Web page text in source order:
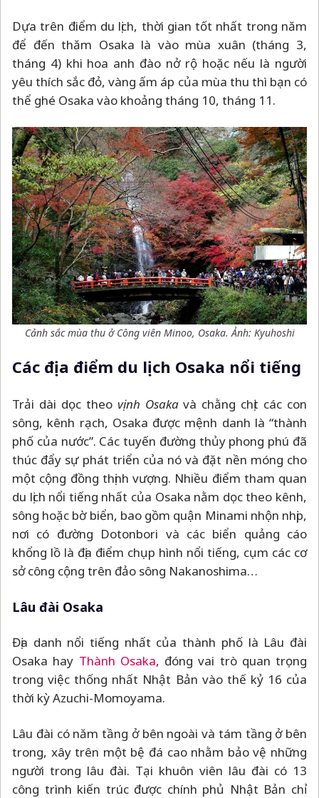
Dựa trên điểm du lịch, thời gian tốt nhất trong năm
để đến thăm Osaka là vào mùa xuân (tháng 3,
tháng 4) khi hoa anh đào nở rộ hoặc nếu là người
yêu thích sắc đỏ, vàng ấm áp của mùa thu thì bạn có
thể ghé Osaka vào khoảng tháng 10, tháng 11.
Cảnh sắc mùa thu ở Công viên Minoo, Osaka. Ảnh: Kyuhoshi
Các địa điểm du lịch Osaka nổi tiếng
Trải dài dọc theo vịnh Osakavà chằng chịt các con
sông, kênh rạch, Osaka được mệnh danh là “thành
phố của nước”. Các tuyến đường thủy phong phú đã
thúc đẩy sự phát triển của nó và đặt nền móng cho
một cộng đồng thịnh vượng. Nhiều điểm tham quan
du lịch nổi tiếng nhất của Osaka nằm dọc theo kênh,
sông hoặc bờ biển, bao gồm quận Minami nhộn nhịp,
nơi có đường Dotonbori và các biển quảng cáo
khổng lồ là địa điểm chụp hình nổi tiếng, cụm các cơ
sở công cộng trên đảo sông Nakanoshima…
Lâu đài Osaka
Địa danh nổi tiếng nhất của thành phố là Lâu đài
Osaka hay Thành Osaka, đóng vai trò quan trọng
trong việc thống nhất Nhật Bản vào thế kỷ 16 của
thời kỳ Azuchi-Momoyama.
Lâu đài có năm tầng ở bên ngoài và tám tầng ở bên
trong, xây trên một bệ đá cao nhằm bảo vệ những
người trong lâu đài. Tại khuôn viên lâu đài có 13
công trình kiến trúc được chính phủ Nhật Bản chỉ